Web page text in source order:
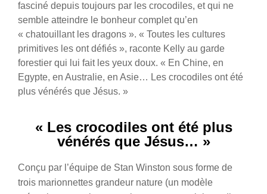
fasciné depuis toujours par les crocodiles, et qui ne
semble atteindre le bonheur complet qu’en
« chatouillant les dragons ». « Toutes les cultures
primitives les ont défiés », raconte Kelly au garde
forestier qui lui fait les yeux doux. « En Chine, en
Egypte, en Australie, en Asie… Les crocodiles ont été
plus vénérés que Jésus. »
« Les crocodiles ont été plus
vénérés que Jésus… »
Conçu par l’équipe de Stan Winston sous forme de
trois marionnettes grandeur nature (un modèle